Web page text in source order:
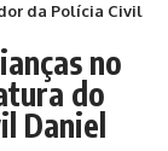
da Polícia Civil
no
do
Daniel